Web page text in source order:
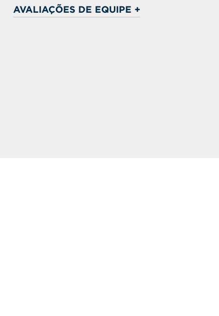
Acelerador de equipes
Desenvolvimento de equipes de alto
AVALIAÇÕES DE EQUIPE +